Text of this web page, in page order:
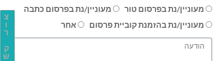
צ
ו
ר
ק
ש
מעוניין/נת בפרסום טור
מעוניין/נת בפרסום כתבה
מעוניין/נת בהזמנת קוביית פרסום
אחר